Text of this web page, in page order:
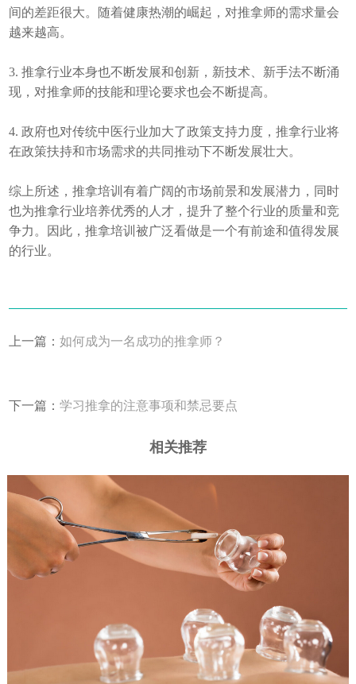
间的差距很大。随着健康热潮的崛起，对推拿师的需求量会
越来越高。
3. 推拿行业本身也不断发展和创新，新技术、新手法不断涌
现，对推拿师的技能和理论要求也会不断提高。
4. 政府也对传统中医行业加大了政策支持力度，推拿行业将
在政策扶持和市场需求的共同推动下不断发展壮大。
综上所述，推拿培训有着广阔的市场前景和发展潜力，同时
也为推拿行业培养优秀的人才，提升了整个行业的质量和竞
争力。因此，推拿培训被广泛看做是一个有前途和值得发展
的行业。
上一篇：如何成为一名成功的推拿师？
下一篇：学习推拿的注意事项和禁忌要点
相关推荐